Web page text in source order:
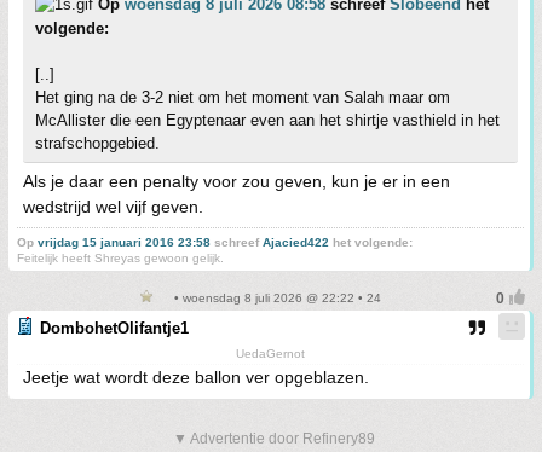
Op woensdag 8 juli 2026 08:58 schreef Slobeend het
volgende:
[..]
Het ging na de 3-2 niet om het moment van Salah maar om
McAllister die een Egyptenaar even aan het shirtje vasthield in het
strafschopgebied.
Als je daar een penalty voor zou geven, kun je er in een
wedstrijd wel vijf geven.
Op vrijdag 15 januari 2016 23:58 schreefAjacied422 het volgende:
Feitelijk heeft Shreyas gewoon gelijk.
• woensdag 8 juli 2026 @ 22:22 • 24
DombohetOlifantje1
UedaGernot
Jeetje wat wordt deze ballon ver opgeblazen.
▼ Advertentie door Refinery89